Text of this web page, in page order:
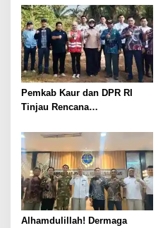
Pemkab Kaur dan DPR RI
Tinjau Rencana
Timbang di Maje
Alhamdulillah! Dermaga